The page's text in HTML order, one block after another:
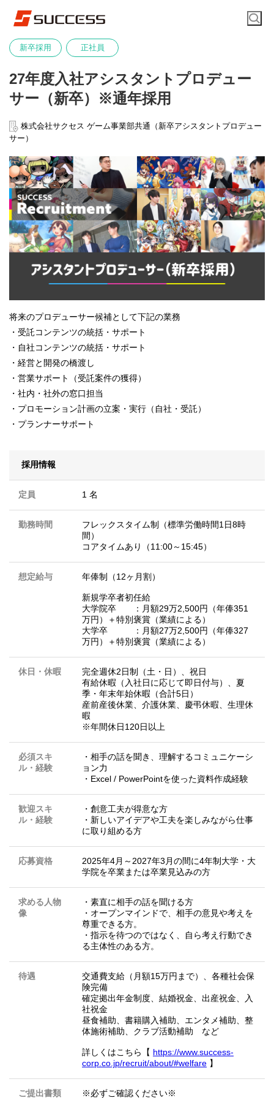
新卒採用 正社員
27年度入社アシスタントプロデュー
サー（新卒）※通年採用
株式会社サクセス ゲーム事業部共通（新卒アシスタントプロデュー
サー）
将来のプロデューサー候補として下記の業務
・受託コンテンツの統括・サポート
・自社コンテンツの統括・サポート
・経営と開発の橋渡し
・営業サポート（受託案件の獲得）
・社内・社外の窓口担当
・プロモーション計画の立案・実行（自社・受託）
・プランナーサポート
採用情報
定員 1 名
勤務時間
フレックスタイム制（標準労働時間1日8時
間）
コアタイムあり（11:00～15:45）
想定給与 年俸制（12ヶ月割）
新規学卒者初任給
大学院卒 ：月額29万2,500円（年俸351
万円）＋特別褒賞（業績による）
大学卒 ：月額27万2,500円（年俸327
万円）＋特別褒賞（業績による）
休日・休暇
完全週休2日制（土・日）、祝日
有給休暇（入社日に応じて即日付与）、夏
季・年末年始休暇（合計5日）
産前産後休業、介護休業、慶弔休暇、生理休
暇
※年間休日120日以上
必須スキ
ル・経験
・相手の話を聞き、理解するコミュニケーシ
ョン力
・Excel / PowerPointを使った資料作成経験
歓迎スキ
ル・経験
・創意工夫が得意な方
・新しいアイデアや工夫を楽しみながら仕事
に取り組める方
応募資格
2025年4月～2027年3月の間に4年制大学・大
学院を卒業または卒業見込みの方
求める人物
像
・素直に相手の話を聞ける方
・オープンマインドで、相手の意見や考えを
尊重できる方。
・指示を待つのではなく、自ら考え行動でき
る主体性のある方。
待遇
交通費支給（月額15万円まで）、各種社会保
険完備
確定拠出年金制度、結婚祝金、出産祝金、入
社祝金
昼食補助、書籍購入補助、エンタメ補助、整
体施術補助、クラブ活動補助 など
詳しくはこちら【 https://www.success-
corp.co.jp/recruit/about/#welfare 】
ご提出書類 ※必ずご確認ください※